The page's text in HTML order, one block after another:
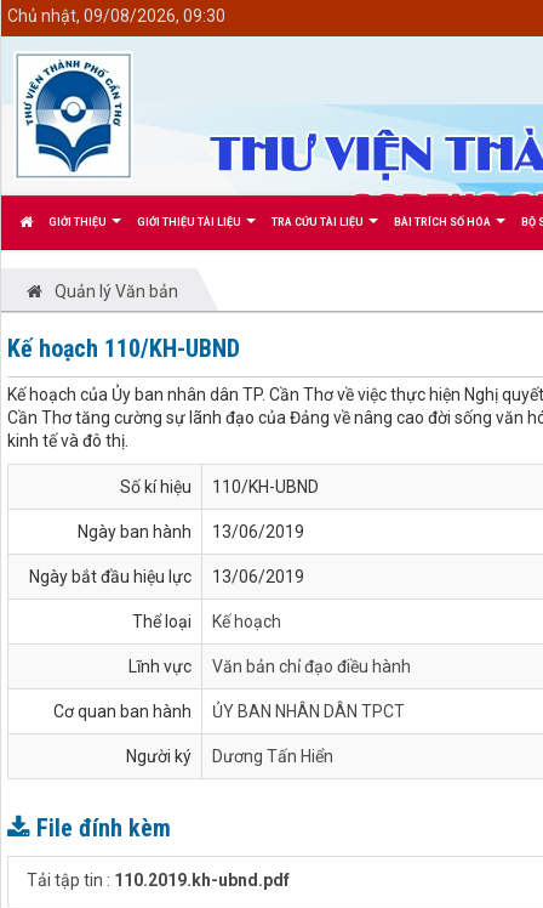
GIỚI THIỆU GIỚI THIỆU TÀI LIỆU TRA CỨU TÀI LIỆU BÀI TRÍCH SỐ HÓA BỘ
Chủ nhật, 09/08/2026, 09:30
Quản lý Văn bản
Kế hoạch 110/KH-UBND
Kế hoạch của Ủy ban nhân dân TP. Cần Thơ về việc thực hiện Nghị
Cần Thơ tăng cường sự lãnh đạo của Đảng về nâng cao đời sống văn
kinh tế và đô thị.
Số kí hiệu 110/KH-UBND
Ngày ban hành 13/06/2019
Ngày bắt đầu hiệu lực 13/06/2019
Thể loại Kế hoạch
Lĩnh vực Văn bản chỉ đạo điều hành
Cơ quan ban hành ỦY BAN NHÂN DÂN TPCT
Người ký Dương Tấn Hiển
File đính kèm
Tải tập tin : 110.2019.kh-ubnd.pdf
<